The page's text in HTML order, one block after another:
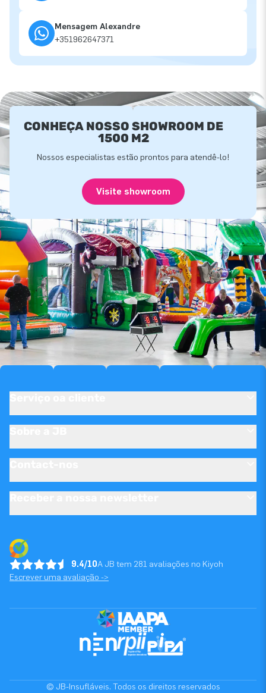
Mensagem Alexandre
+351962647371
CONHEÇA NOSSO SHOWROOM DE
1500 M2
Nossos especialistas estão prontos para atendê-lo!
Visite showroom
9.4/10A JB tem 281 avaliações no Kiyoh
Escrever uma avaliação ->
© JB-Insufláveis. Todos os direitos reservados